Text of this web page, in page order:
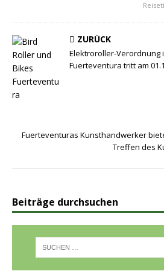
ZURÜCK
Elektroroller-Verordnung
Fuerteventura tritt am
Fuerteventuras Kunsthandwerker
Treffen des
Beiträge durchsuchen